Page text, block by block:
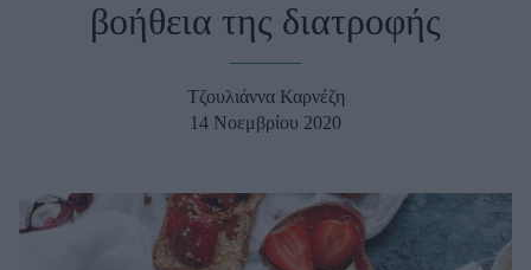
Beauty News
βοήθεια της διατροφής
Τζουλιάννα Καρνέζη
14 Νοεμβρίου 2020